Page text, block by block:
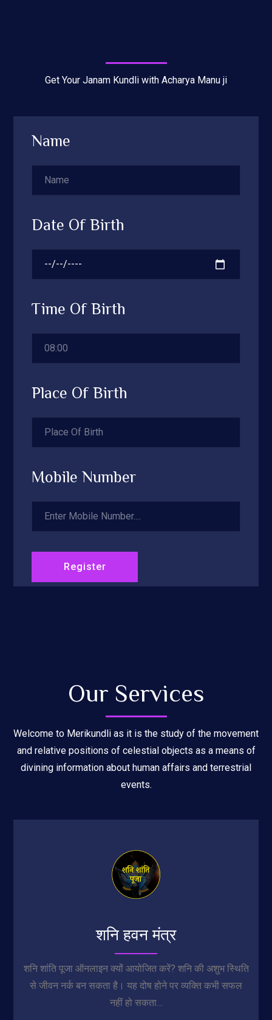
Get Your Janam Kundli with Acharya Manu ji
Name
Date Of Birth
Time Of Birth
Place Of Birth
Mobile Number
Our Services
Welcome to Merikundli as it is the study of the movement
and relative positions of celestial objects as a means of
divining information about human affairs and terrestrial
events.
शनि हवन मंत्र
शनि शांति पूजा ऑनलाइन क्यों आयोजित करें? शनि की अशुभ स्थिति
से जीवन नर्क बन सकता है। यह दोष होने पर व्यक्ति कभी सफल
नहीं हो सकता…